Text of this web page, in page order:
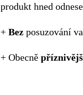
produkt hned
+ Bez posuzování
+ Obecně